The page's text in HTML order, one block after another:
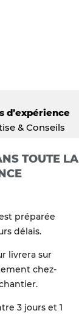
d’expérience
& Conseils
TOUTE LA
préparée
délais.
livrera sur
chez-
3 jours et 1